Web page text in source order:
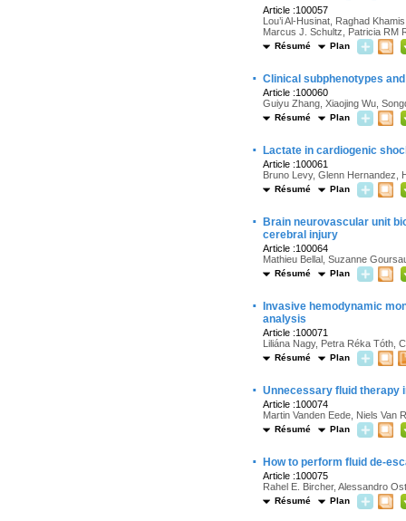
Article :100057
Lou’i Al-Husinat, Raghad
Marcus J. Schultz, Patricia RM
Résumé Plan
· Clinical subphenotypes
Article :100060
Guiyu Zhang, Xiaojing Wu,
Résumé Plan
· Lactate in cardiogenic
Article :100061
Bruno Levy, Glenn Hernandez,
Résumé Plan
· Brain neurovascular unit
cerebral injury
Article :100064
Mathieu Bellal, Suzanne
Résumé Plan
· Invasive hemodynamic
analysis
Article :100071
Liliána Nagy, Petra Réka Tóth,
Résumé Plan
· Unnecessary fluid therapy
Article :100074
Martin Vanden Eede, Niels Van
Résumé Plan
· How to perform fluid de-
Article :100075
Rahel E. Bircher, Alessandro
Résumé Plan